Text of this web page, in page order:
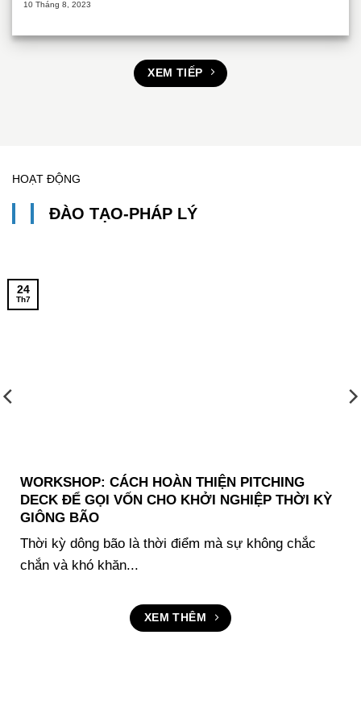
10 Tháng 8, 2023
XEM TIẾP
HOẠT ĐỘNG
ĐÀO TẠO-PHÁP LÝ
WORKSHOP: CÁCH HOÀN THIỆN PITCHING
DECK ĐỂ GỌI VỐN CHO KHỞI NGHIỆP THỜI KỲ
GIÔNG BÃO
Thời kỳ dông bão là thời điểm mà sự không chắc
chắn và khó khăn...
24
Th7
XEM THÊM